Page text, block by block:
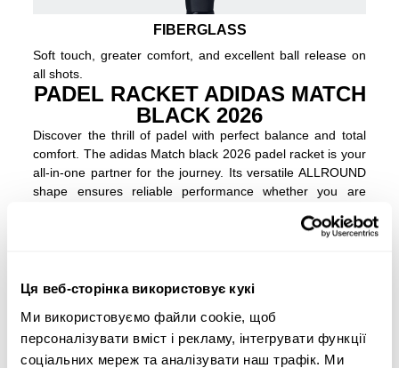
Ця веб-сторінка використовує кукі
Ми використовуємо файли cookie, щоб
персоналізувати вміст і рекламу, інтегрувати функції
соціальних мереж та аналізувати наш трафік. Ми
FIBERGLASS
Soft touch, greater comfort, and excellent ball release on
all shots.
PADEL RACKET ADIDAS MATCH
BLACK 2026
Discover the thrill of padel with perfect balance and total
comfort. The adidas Match black 2026 padel racket is your
all-in-one partner for the journey. Its versatile ALLROUND
shape ensures reliable performance whether you are
an incredibly soft touch and high ball output thanks to the
STRUCTURAL REINFORCEMENT system ensures your
confidence to focus purely on improving your game.